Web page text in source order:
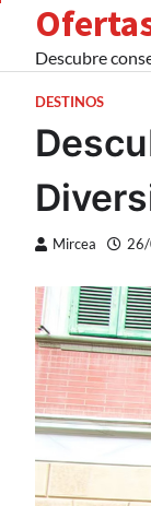
contentDescubre
DESTINOS
Mircea